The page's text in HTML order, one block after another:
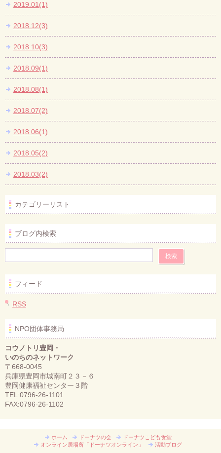
2019.01(1)
2018.12(3)
2018.10(3)
2018.09(1)
2018.08(1)
2018.07(2)
2018.06(1)
2018.05(2)
2018.03(2)
カテゴリーリスト
ブログ内検索
フィード
RSS
NPO団体事務局
コウノトリ豊岡・
いのちのネットワーク
〒668-0045
兵庫県豊岡市城南町２３－６
豊岡健康福祉センター３階
TEL:0796-26-1101
FAX:0796-26-1102
ホーム ドーナツの会
ドーナツこども食堂
オンライン居場所「ドーナツオンライン」
活動ブログ